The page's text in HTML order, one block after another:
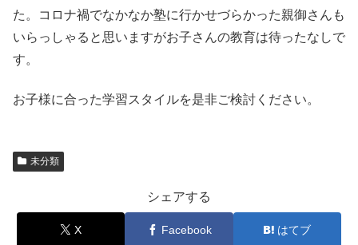
た。コロナ禍でなかなか塾に行かせづらかった親御さんも
いらっしゃると思いますがお子さんの教育は待ったなしで
す。
お子様に合った学習スタイルを是非ご検討ください。
未分類
シェアする
X Facebook はてブ